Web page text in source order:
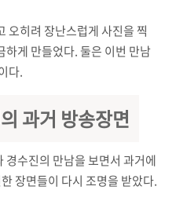
오히려 장난스럽게 사진을 찍
게 만들었다. 둘은 이번 만남
다.
과거 방송장면
경수진의 만남을 보면서 과거에
장면들이 다시 조명을 받았다.